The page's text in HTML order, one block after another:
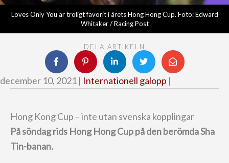
Loves Only You är troligt favorit i årets Hong Hong Cup. Foto: Edward
Whitaker / Racing Post
DELA ARTIKELN
december 10, 2021 | Internationell galopp |
Hong Kong Cup – inte utan svenska kopplingar
På söndag rids Hong Hong Cup på den berömda Sha
Tin-banan.